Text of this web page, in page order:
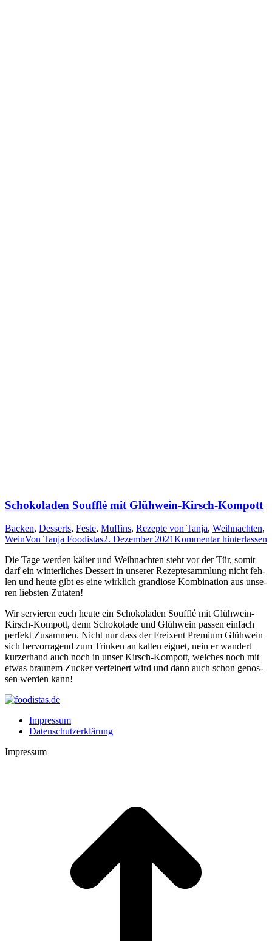
Schokoladen Soufflé mit Glühwein-Kirsch-Kompott
Backen, Desserts, Feste, Muffins, Rezepte von Tanja, Weihnachten,
WeinVon Tanja Foodistas2. Dezember 2021Kommentar hinterlassen
Die Tage wer­den käl­ter und Weih­nach­ten steht vor der Tür, somit
darf ein win­ter­li­ches Des­sert in unse­rer Rezep­te­samm­lung nicht feh­
len und heu­te gibt es eine wirk­lich gran­dio­se Kom­bi­na­ti­on aus unse­
ren liebs­ten Zutaten!
Wir ser­vie­ren euch heu­te ein Scho­ko­la­den Souf­flé mit Glüh­wein-
Kirsch-Kom­pott, denn Scho­ko­la­de und Glüh­wein pas­sen ein­fach
per­fekt Zusam­men. Nicht nur dass der Frei­xent Pre­mi­um Glüh­wein
sich her­vor­ra­gend zum Trin­ken an kal­ten eig­net, nein er wan­dert
kur­zer­hand auch noch in unser Kirsch-Kom­pott, wel­ches noch mit
etwas brau­nem Zucker ver­fei­nert wird und dann auch schon genos­
sen wer­den kann!
Impressum
Datenschutzerklärung
Impressum